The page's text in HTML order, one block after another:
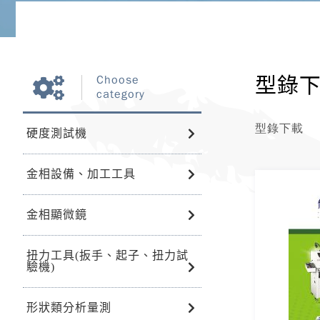
Choose
category
硬度測試機
金相設備、加工工具
金相顯微鏡
扭力工具(扳手、起子、扭力試
驗機)
形狀類分析量測
型錄
型錄下載